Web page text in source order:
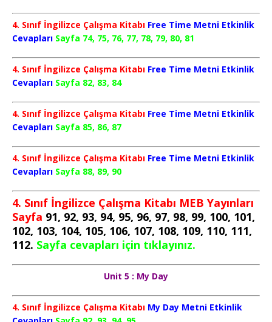
4. Sınıf İngilizce Çalışma Kitabı Free Time Metni Etkinlik
Cevapları Sayfa 74, 75, 76, 77, 78, 79, 80, 81
4. Sınıf İngilizce Çalışma Kitabı Free Time Metni Etkinlik
Cevapları Sayfa 82, 83, 84
4. Sınıf İngilizce Çalışma Kitabı Free Time Metni Etkinlik
Cevapları Sayfa 85, 86, 87
4. Sınıf İngilizce Çalışma Kitabı Free Time Metni Etkinlik
Cevapları Sayfa 88, 89, 90
4. Sınıf İngilizce Çalışma Kitabı MEB Yayınları
Sayfa 91, 92, 93, 94, 95, 96, 97, 98, 99, 100, 101,
102, 103, 104, 105, 106, 107, 108, 109, 110, 111,
112. Sayfa cevapları için tıklayınız.
Unit 5 : My Day
4. Sınıf İngilizce Çalışma Kitabı My Day Metni Etkinlik